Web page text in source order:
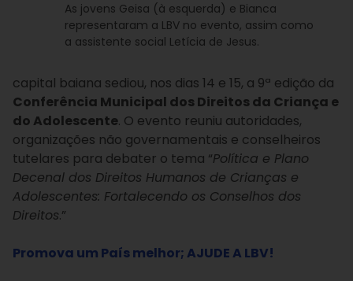
As jovens Geisa (à esquerda) e Bianca
representaram a LBV no evento, assim como
a assistente social Letícia de Jesus.
capital baiana sediou, nos dias 14 e 15, a 9ª edição da
Conferência Municipal dos Direitos da Criança e
do Adolescente. O evento reuniu autoridades,
organizações não governamentais e conselheiros
tutelares para debater o tema “Política e Plano
Decenal dos Direitos Humanos de Crianças e
Adolescentes: Fortalecendo os Conselhos dos
Direitos.”
Promova um País melhor; AJUDE A LBV!